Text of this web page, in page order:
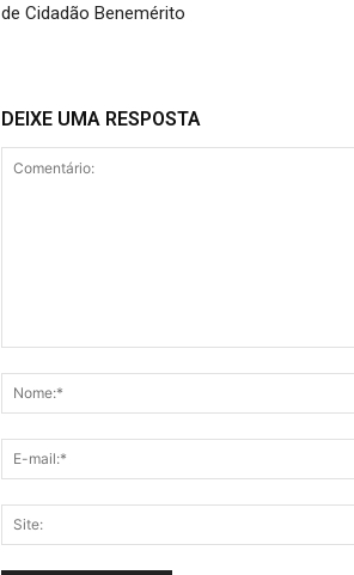
de Cidadão Benemérito
DEIXE UMA RESPOSTA